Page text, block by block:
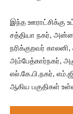
இந்த ஊராட்சிக்கு
சத்தியா நகர்,
நரிக்குறவர் காலனி,
அம்பேத்கார்நகர்,
எல்.கே.பி.நகர்,
ஆகிய பகுதிகள்